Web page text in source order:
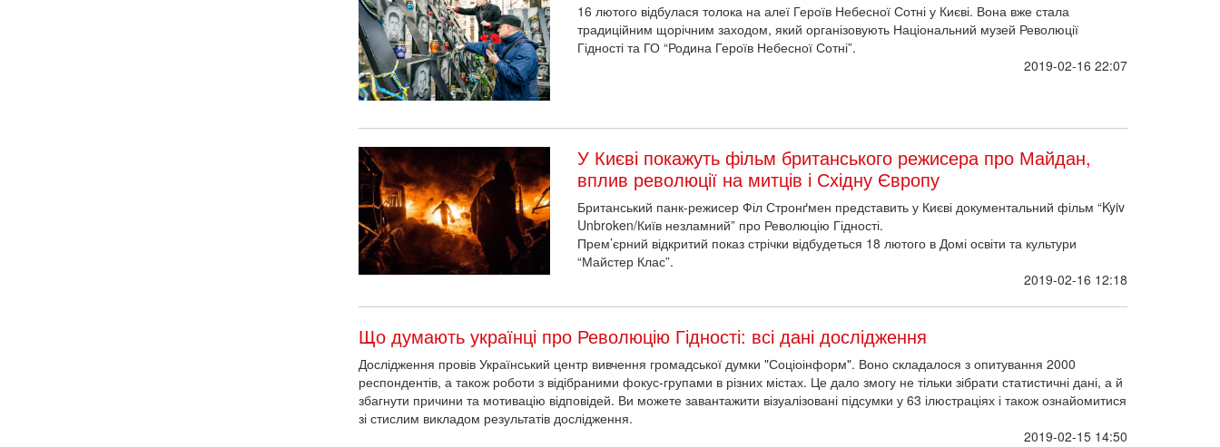
16 лютого відбулася толока на алеї Героїв Небесної Сотні у Києві. Вона вже стала
традиційним щорічним заходом, який організовують Національний музей Революції
Гідності та ГО “Родина Героїв Небесної Сотні”.
2019-02-16 22:07
У Києві покажуть фільм британського режисера про Майдан,
вплив революції на митців і Східну Європу
Британський панк-режисер Філ Стронґмен представить у Києві документальний фільм “Kyiv
Unbroken/Київ незламний” про Революцію Гідності.
Прем’єрний відкритий показ стрічки відбудеться 18 лютого в Домі освіти та культури
“Майстер Клас”.
2019-02-16 12:18
Що думають українці про Революцію Гідності: всі дані дослідження
Дослідження провів Український центр вивчення громадської думки "Соціоінформ". Воно складалося з опитування 2000
респондентів, а також роботи з відібраними фокус-групами в різних містах. Це дало змогу не тільки зібрати статистичні дані, а й
збагнути причини та мотивацію відповідей. Ви можете завантажити візуалізовані підсумки у 63 ілюстраціях і також ознайомитися
зі стислим викладом результатів дослідження.
2019-02-15 14:50